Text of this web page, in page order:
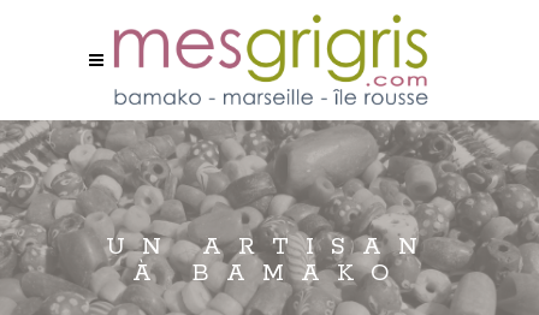
UN ARTISAN
À BAMAKO